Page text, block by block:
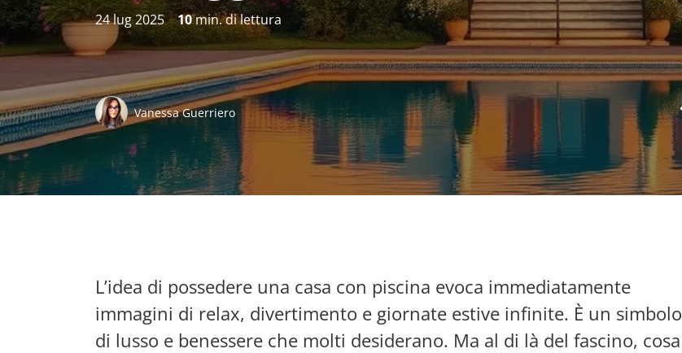
24 lug 2025 10min. di lettura
Vanessa Guerriero
L’idea di possedere una casa con piscina evoca immediatamente
immagini di relax, divertimento e giornate estive infinite. È un simbolo
di lusso e benessere che molti desiderano. Ma al di là del fascino, cosa